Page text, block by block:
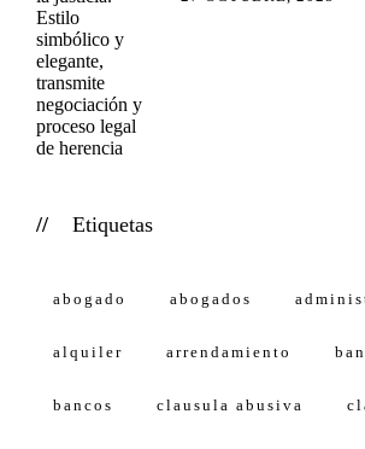
Etiquetas
abogado abogados
alquiler arrendamiento
bancos clausula abusiva